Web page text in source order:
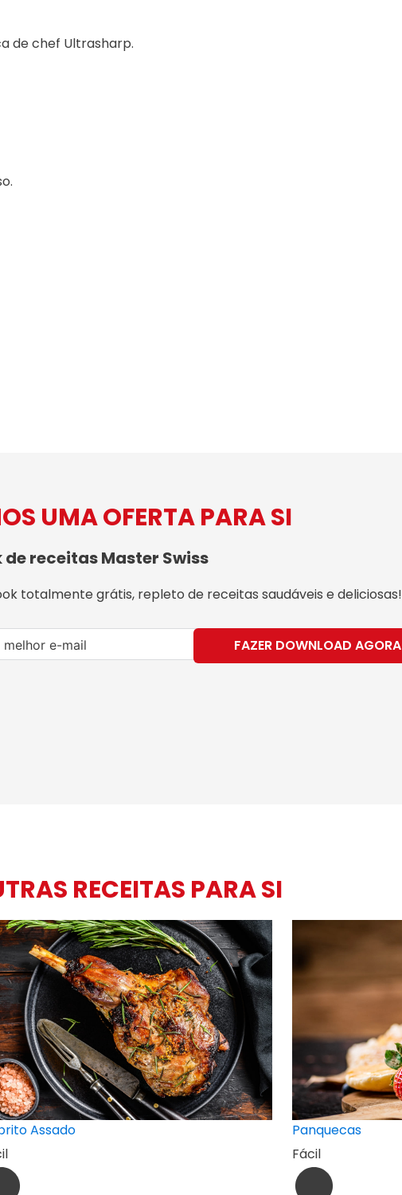
de chef Ultrasharp.
UMA OFERTA PARA SI
de receitas Master Swiss
totalmente grátis, repleto de receitas saudáveis e deliciosas!
FAZER DOWNLOAD AGORA
RECEITAS PARA SI
Assado
Panquecas
Fácil